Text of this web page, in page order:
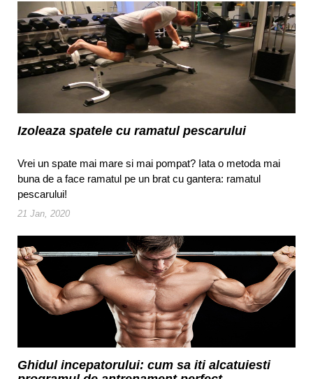
Izoleaza spatele cu ramatul pescarului
Vrei un spate mai mare si mai pompat? Iata o metoda mai
buna de a face ramatul pe un brat cu gantera: ramatul
pescarului!
21 Jan, 2020
Ghidul incepatorului: cum sa iti alcatuiesti